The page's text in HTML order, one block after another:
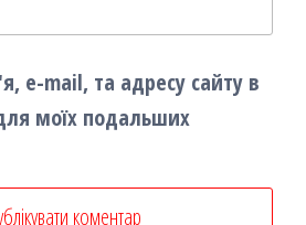
e-mail, та адресу сайту в
моїх подальших